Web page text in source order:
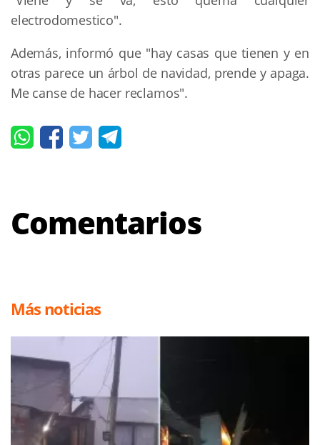
electrodomestico".
Además, informó que "hay casas que tienen y en
otras parece un árbol de navidad, prende y apaga.
Me canse de hacer reclamos".
Comentarios
Más noticias